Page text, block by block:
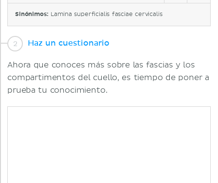
Sinónimos: Lamina superficialis fasciae cervicalis
Haz un cuestionario
Ahora que conoces más sobre las fascias y los
compartimentos del cuello, es tiempo de poner a
prueba tu conocimiento.